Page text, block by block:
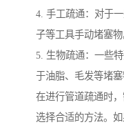
4. 手工疏通：对于
子等工具手动堵塞物
5. 生物疏通：一些
于油脂、毛发等堵塞
在进行管道疏通时
选择合适的方法。